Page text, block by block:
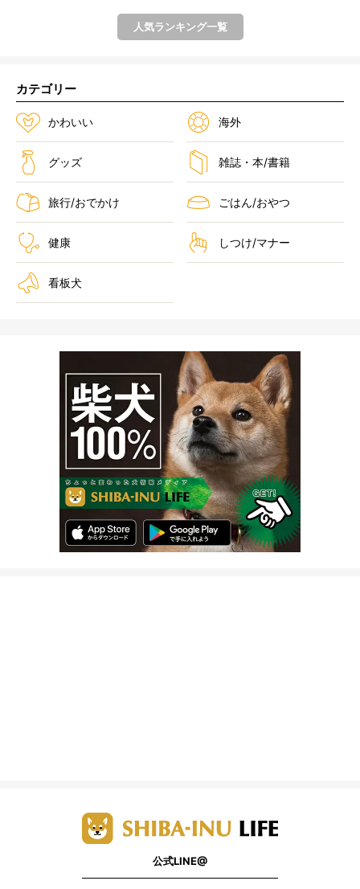
人気ランキング一覧
カテゴリー
かわいい 海外
グッズ 雑誌・本/書籍
旅行/おでかけ ごはん/おやつ
健康 しつけ/マナー
看板犬
公式LINE@